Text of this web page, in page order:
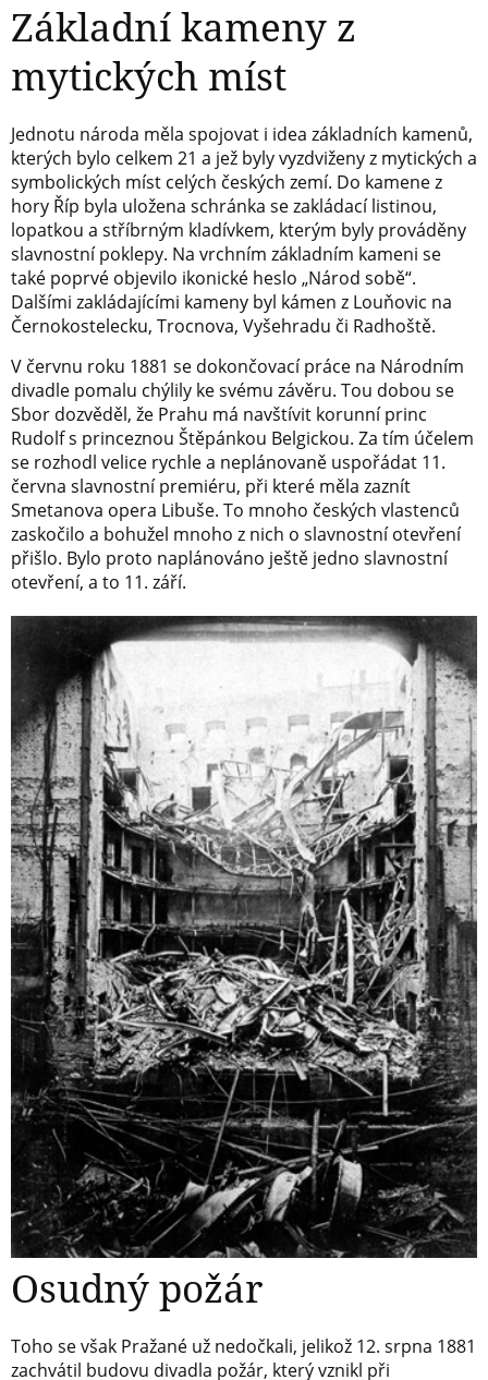
Základní kameny z
mytických míst
Jednotu národa měla spojovat i idea základních kamenů,
kterých bylo celkem 21 a jež byly vyzdviženy z mytických a
symbolických míst celých českých zemí. Do kamene z
hory Říp byla uložena schránka se zakládací listinou,
lopatkou a stříbrným kladívkem, kterým byly prováděny
slavnostní poklepy. Na vrchním základním kameni se
také poprvé objevilo ikonické heslo „Národ sobě“.
Dalšími zakládajícími kameny byl kámen z Louňovic na
Černokostelecku, Trocnova, Vyšehradu či Radhoště.
V červnu roku 1881 se dokončovací práce na Národním
divadle pomalu chýlily ke svému závěru. Tou dobou se
Sbor dozvěděl, že Prahu má navštívit korunní princ
Rudolf s princeznou Štěpánkou Belgickou. Za tím účelem
se rozhodl velice rychle a neplánovaně uspořádat 11.
června slavnostní premiéru, při které měla zaznít
Smetanova opera Libuše. To mnoho českých vlastenců
zaskočilo a bohužel mnoho z nich o slavnostní otevření
přišlo. Bylo proto naplánováno ještě jedno slavnostní
otevření, a to 11. září.
Osudný požár
Toho se však Pražané už nedočkali, jelikož 12. srpna 1881
zachvátil budovu divadla požár, který vznikl při